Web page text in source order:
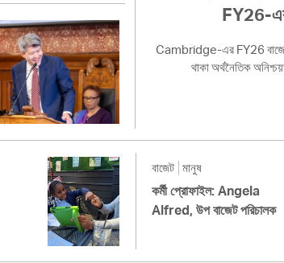
FY26-এর
Cambridge-এর FY26 বাজেট
থাকা অর্থনৈতিক
বাজেট মানুষ
কর্মী প্রোফাইল: Angela
Alfred, উপ বাজেট পরিচালক